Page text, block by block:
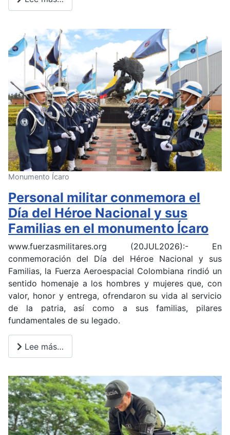
Monumento Ícaro
Personal militar conmemora el
Día del Héroe Nacional y sus
Familias en el monumento Ícaro
www.fuerzasmilitares.org (20JUL2026):- En
conmemoración del Día del Héroe Nacional y sus
Familias, la Fuerza Aeroespacial Colombiana rindió un
sentido homenaje a los hombres y mujeres que, con
valor, honor y entrega, ofrendaron su vida al servicio
de la patria, así como a sus familias, pilares
fundamentales de su legado.
Lee más…